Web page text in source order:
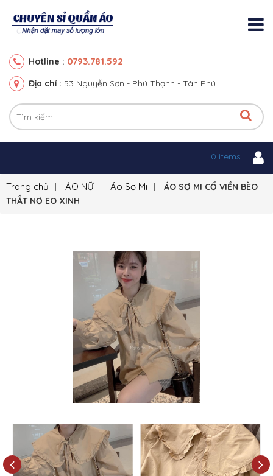
Hotline : 0793.781.592
Địa chỉ : 53 Nguyễn Sơn - Phú Thạnh - Tân Phú
0 items
Trang chủ ÁO NỮ Áo Sơ Mi
ÁO SƠ MI CỔ VIỀN BÈO
THẮT NƠ EO XINH